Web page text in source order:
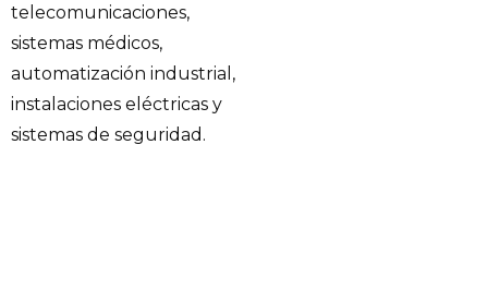
telecomunicaciones,
sistemas médicos,
automatización industrial,
instalaciones eléctricas y
sistemas de seguridad.